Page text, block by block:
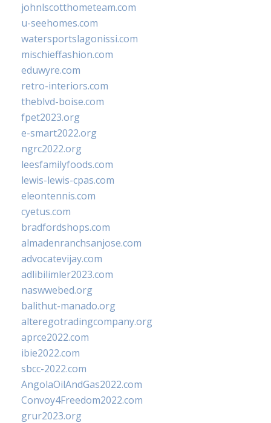
johnlscotthometeam.com
u-seehomes.com
watersportslagonissi.com
mischieffashion.com
eduwyre.com
retro-interiors.com
theblvd-boise.com
fpet2023.org
e-smart2022.org
ngrc2022.org
leesfamilyfoods.com
lewis-lewis-cpas.com
eleontennis.com
cyetus.com
bradfordshops.com
almadenranchsanjose.com
advocatevijay.com
adlibilimler2023.com
naswwebed.org
balithut-manado.org
alteregotradingcompany.org
aprce2022.com
ibie2022.com
sbcc-2022.com
AngolaOilAndGas2022.com
Convoy4Freedom2022.com
grur2023.org